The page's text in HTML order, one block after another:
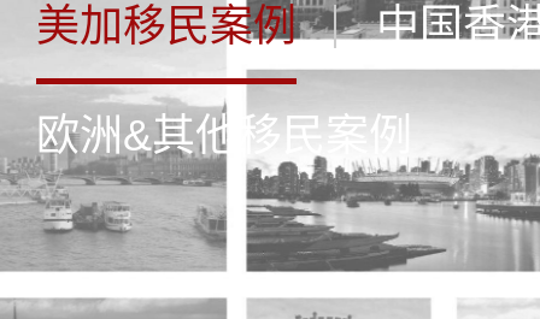
美加移民案例 中国香
欧洲&其他移民案例